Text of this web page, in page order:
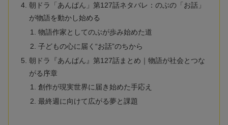
朝ドラ「あんぱん」第127話ネタバレ：のぶの「お話」
が物語を動かし始める
物語作家としてのぶが歩み始めた道
子どもの心に届く“お話”のちから
朝ドラ『あんぱん』第127話まとめ｜物語が社会とつな
がる序章
創作が現実世界に届き始めた手応え
最終週に向けて広がる夢と課題